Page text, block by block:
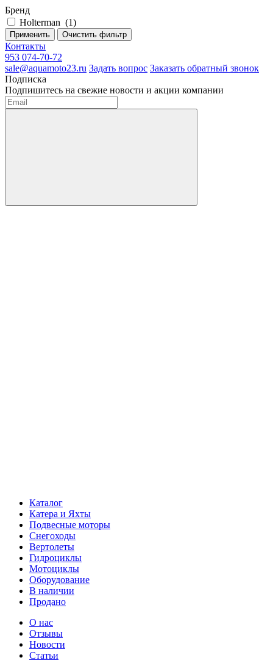
Бренд
Holterman (1)
Применить Очистить фильтр
Контакты
953 074-70-72
sale@aquamoto23.ru Задать вопрос Заказать обратный звонок
Подписка
Подпишитесь на свежие новости и акции компании
Каталог
Катера и Яхты
Подвесные моторы
Снегоходы
Вертолеты
Гидроциклы
Мотоциклы
Оборудование
В наличии
Продано
О нас
Отзывы
Новости
Статьи